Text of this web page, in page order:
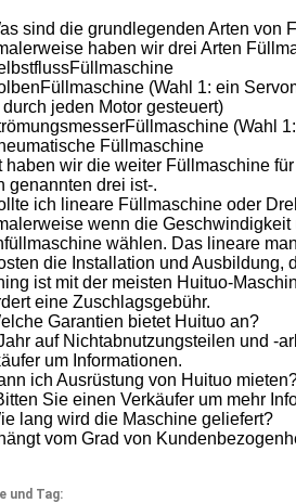
sind die grundlegenden Arten von
haben wir drei Arten
(Wahl 1: ein
jeden Motor gesteuert)
(Wahl
Füllmaschine
haben wir die weiter Füllmaschine
genannten drei ist-.
ich lineare Füllmaschine oder
wenn die
wählen. Das lineare
die Installation und Ausbildung,
ist mit der meisten Huituo-
eine Zuschlagsgebühr.
Garantien bietet Huituo an?
auf Nichtabnutzungsteilen und -
um Informationen.
ich Ausrüstung von Huituo
Sie einen Verkäufer um mehr
lang wird die Maschine geliefert?
vom Grad von
und Tag: